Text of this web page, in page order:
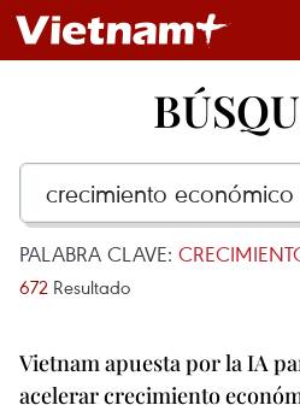
PALABRA CLAVE:
672 Resultado
Vietnam apuesta por la IA
acelerar crecimiento